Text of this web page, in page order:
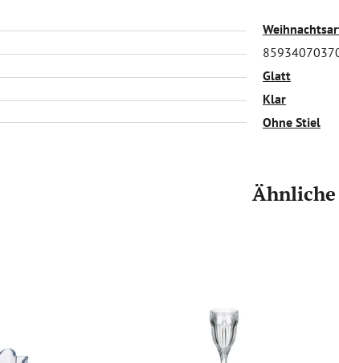
Glatt
Klar
Ohne Stiel